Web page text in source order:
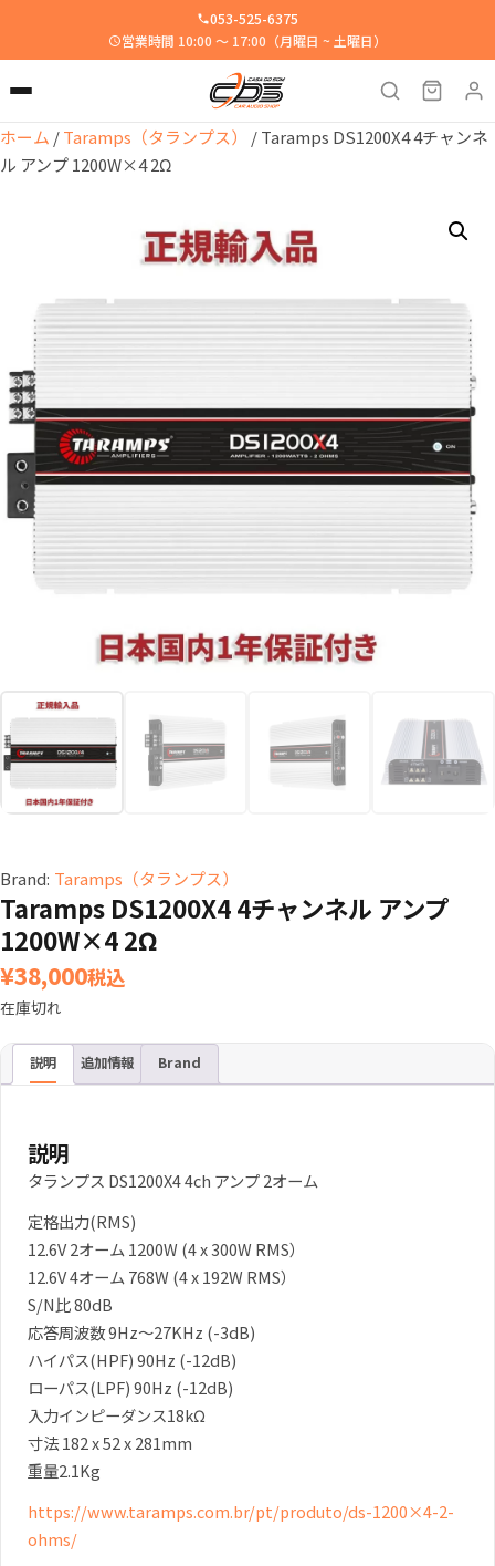
053-525-6375
営業時間 10:00 ～ 17:00（月曜日 ~ 土曜日）
ホーム /Taramps（タランプス）
/ Taramps DS1200X4 4チャンネ
ル アンプ 1200W×4 2Ω
Brand: Taramps（タランプス）
Taramps DS1200X4 4チャンネル アンプ
1200W×4 2Ω
¥38,000税込
在庫切れ
説明 追加情報 Brand
説明
タランプス DS1200X4 4ch アンプ 2オーム
定格出力(RMS)
12.6V 2オーム 1200W (4 x 300W RMS）
12.6V 4オーム 768W (4 x 192W RMS）
S/N比 80dB
応答周波数 9Hz～27KHz (-3dB)
ハイパス(HPF) 90Hz (-12dB)
ローパス(LPF) 90Hz (-12dB)
入力インピーダンス18kΩ
寸法 182 x 52 x 281mm
重量2.1Kg
https://www.taramps.com.br/pt/produto/ds-1200×4-2-
ohms/